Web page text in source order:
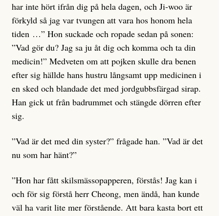
har inte hört ifrån dig på hela dagen, och Ji-woo är
förkyld så jag var tvungen att vara hos honom hela
tiden …” Hon suckade och ropade sedan på sonen:
”Vad gör du? Jag sa ju åt dig och komma och ta din
medicin!” Medveten om att pojken skulle dra benen
efter sig hällde hans hustru långsamt upp medicinen i
en sked och blandade det med jordgubbsfärgad sirap.
Han gick ut från badrummet och stängde dörren efter
sig.
”Vad är det med din syster?” frågade han. ”Vad är det
nu som har hänt?”
”Hon har fått skilsmässopapperen, förstås! Jag kan i
och för sig förstå herr Cheong, men ändå, han kunde
väl ha varit lite mer förstående. Att bara kasta bort ett